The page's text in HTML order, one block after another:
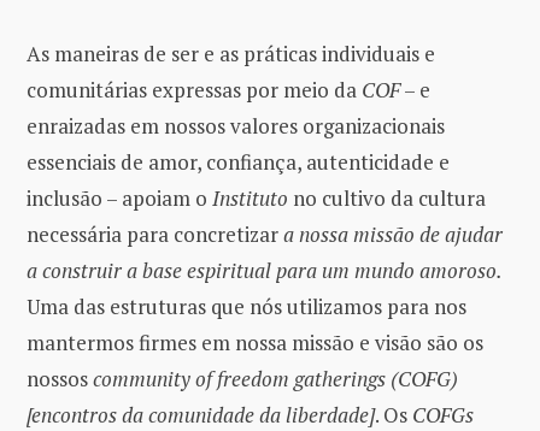
As maneiras de ser e as práticas individuais e
comunitárias expressas por meio da COF– e
enraizadas em nossos valores organizacionais
essenciais de amor, confiança, autenticidade e
inclusão – apoiam o Instituto no cultivo da cultura
necessária para concretizara nossa missão de ajudar
a construir a base espiritual para um mundo amoroso.
Uma das estruturas que nós utilizamos para nos
mantermos firmes em nossa missão e visão são os
nossoscommunity of freedom gatherings (COFG)
[encontros da comunidade da liberdade]. Os COFGs